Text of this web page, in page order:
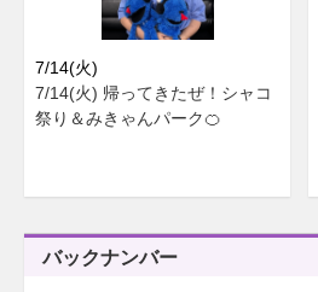
7/14(火)
7/14(火) 帰ってきたぜ！シャコ
祭り＆みきゃんパーク🍊
バックナンバー